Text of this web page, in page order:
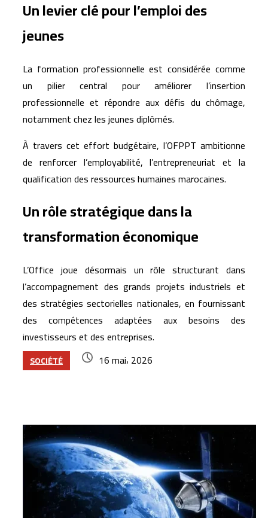
Un levier clé pour l’emploi des
jeunes
La formation professionnelle est considérée comme
un pilier central pour améliorer l’insertion
professionnelle et répondre aux défis du chômage,
notamment chez les jeunes diplômés.
À travers cet effort budgétaire, l’OFPPT ambitionne
de renforcer l’employabilité, l’entrepreneuriat et la
qualification des ressources humaines marocaines.
Un rôle stratégique dans la
transformation économique
L’Office joue désormais un rôle structurant dans
l’accompagnement des grands projets industriels et
des stratégies sectorielles nationales, en fournissant
des compétences adaptées aux besoins des
investisseurs et des entreprises.
SOCIÉTÉ 16 mai، 2026